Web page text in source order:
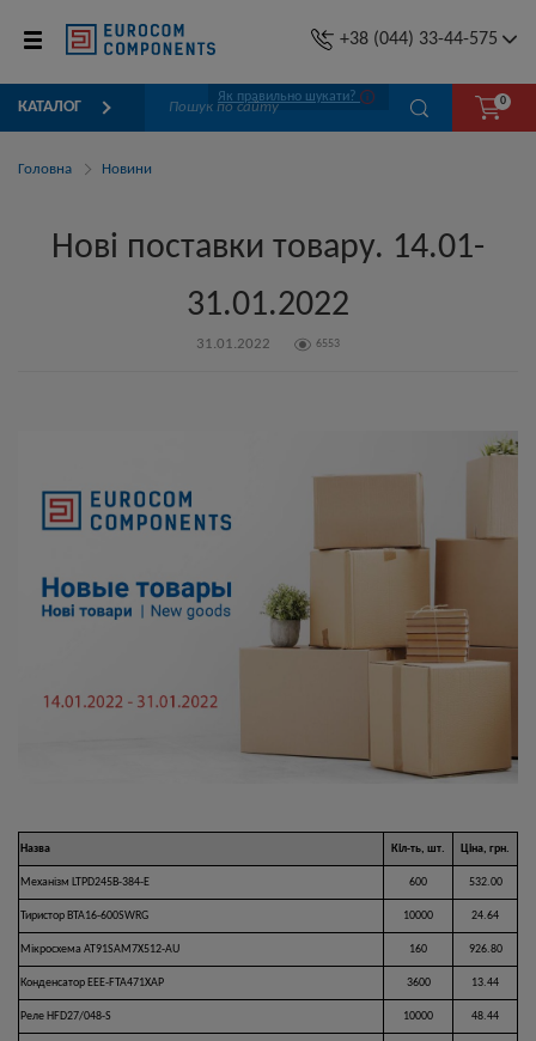
+38 (044) 33-44-575
КАТАЛОГ
Як правильно шукати? 0
Головна Новини
Нові поставки товару. 14.01-
31.01.2022
31.01.2022 6553
Назва Кіл-ть, шт. Ціна, грн.
Механізм LTPD245B-384-E 600 532.00
Тиристор BTA16-600SWRG 10000 24.64
Мікросхема AT91SAM7X512-AU 160 926.80
Конденсатор EEE-FTA471XAP 3600 13.44
Реле HFD27/048-S 10000 48.44